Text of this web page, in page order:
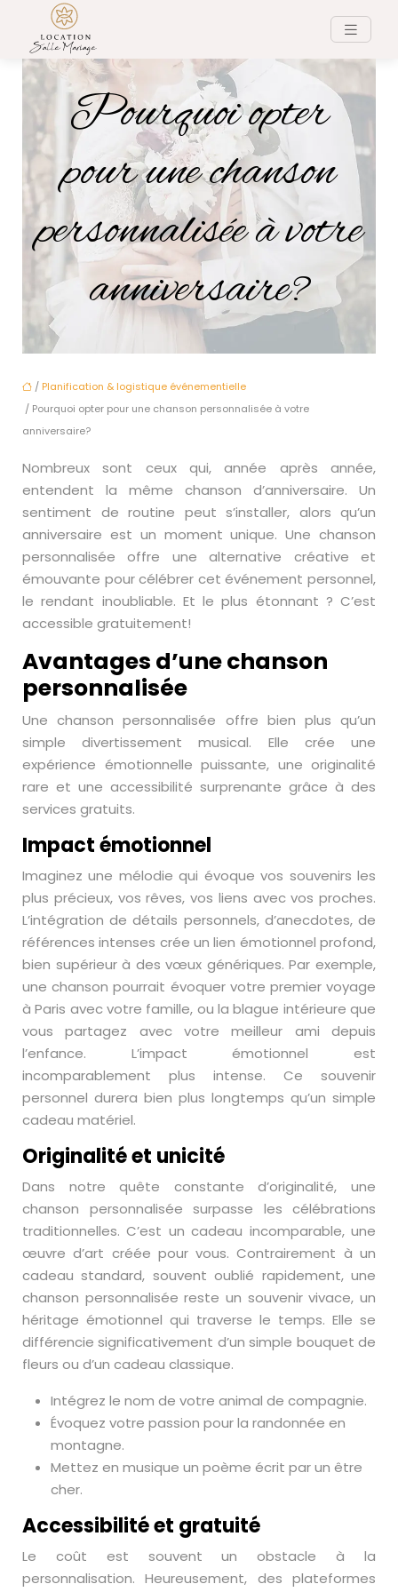
Pourquoi opter
pour une chanson
personnalisée à votre
anniversaire?
/ Planification & logistique événementielle
/ Pourquoi opter pour une chanson personnalisée à votre
anniversaire?
Nombreux sont ceux qui, année après année,
entendent la même chanson d’anniversaire. Un
sentiment de routine peut s’installer, alors qu’un
anniversaire est un moment unique. Une chanson
personnalisée offre une alternative créative et
émouvante pour célébrer cet événement personnel,
le rendant inoubliable. Et le plus étonnant ? C’est
accessible gratuitement!
Avantages d’une chanson
personnalisée
Une chanson personnalisée offre bien plus qu’un
simple divertissement musical. Elle crée une
expérience émotionnelle puissante, une originalité
rare et une accessibilité surprenante grâce à des
services gratuits.
Impact émotionnel
Imaginez une mélodie qui évoque vos souvenirs les
plus précieux, vos rêves, vos liens avec vos proches.
L’intégration de détails personnels, d’anecdotes, de
références intenses crée un lien émotionnel profond,
bien supérieur à des vœux génériques. Par exemple,
une chanson pourrait évoquer votre premier voyage
à Paris avec votre famille, ou la blague intérieure que
vous partagez avec votre meilleur ami depuis
l’enfance. L’impact émotionnel est
incomparablement plus intense. Ce souvenir
personnel durera bien plus longtemps qu’un simple
cadeau matériel.
Originalité et unicité
Dans notre quête constante d’originalité, une
chanson personnalisée surpasse les célébrations
traditionnelles. C’est un cadeau incomparable, une
œuvre d’art créée pour vous. Contrairement à un
cadeau standard, souvent oublié rapidement, une
chanson personnalisée reste un souvenir vivace, un
héritage émotionnel qui traverse le temps. Elle se
différencie significativement d’un simple bouquet de
fleurs ou d’un cadeau classique.
Intégrez le nom de votre animal de compagnie.
Évoquez votre passion pour la randonnée en
montagne.
Mettez en musique un poème écrit par un être
cher.
Accessibilité et gratuité
Le coût est souvent un obstacle à la
personnalisation. Heureusement, des plateformes